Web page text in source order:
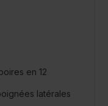
en 12
latérales